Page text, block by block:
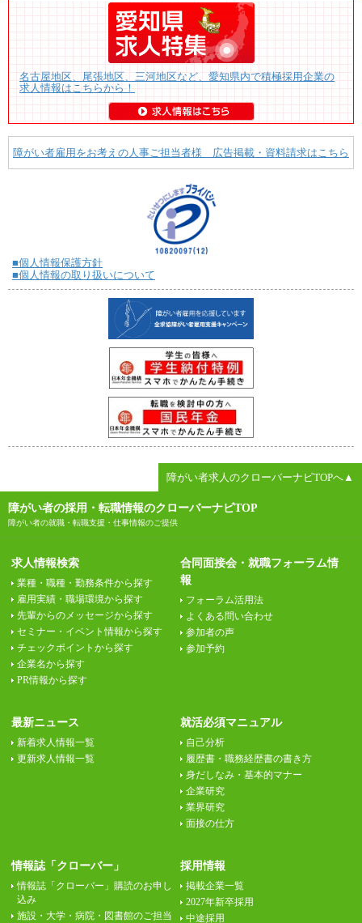
名古屋地区、尾張地区、三河地区など、愛知県内で積極採用企業の
求人情報はこちらから！
障がい者雇用をお考えの人事ご担当者様 広告掲載・資料請求はこちら
■個人情報保護方針
■個人情報の取り扱いについて
障がい者求人のクローバーナビTOPへ▲
障がい者の採用・転職情報のクローバーナビTOP
障がい者の就職・転職支援・仕事情報のご提供
求人情報検索
業種・職種・勤務条件から探す
雇用実績・職場環境から探す
先輩からのメッセージから探す
セミナー・イベント情報から探す
チェックポイントから探す
企業名から探す
PR情報から探す
合同面接会・就職フォーラム情
報
フォーラム活用法
よくある問い合わせ
参加者の声
参加予約
最新ニュース
新着求人情報一覧
更新求人情報一覧
就活必須マニュアル
自己分析
履歴書・職務経歴書の書き方
身だしなみ・基本的マナー
企業研究
業界研究
面接の仕方
情報誌「クローバー」
情報誌「クローバー」購読のお申し
込み
施設・大学・病院・図書館のご担当
採用情報
掲載企業一覧
2027年新卒採用
中途採用